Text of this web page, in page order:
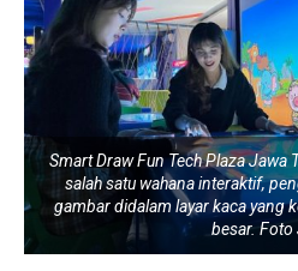
Smart Draw Fun Tech Plaza Jawa
salah satu wahana interaktif,
gambar didalam layar kaca yang
besar. Foto